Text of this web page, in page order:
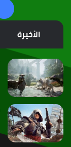
الأخيرة